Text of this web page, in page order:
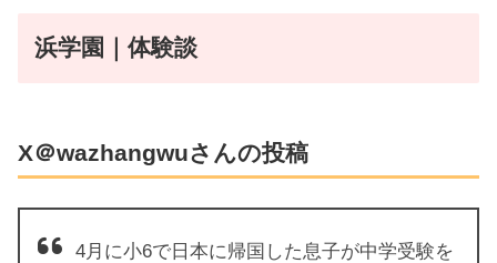
浜学園｜体験談
X＠wazhangwuさんの投稿
4月に小6で日本に帰国した息子が中学受験を